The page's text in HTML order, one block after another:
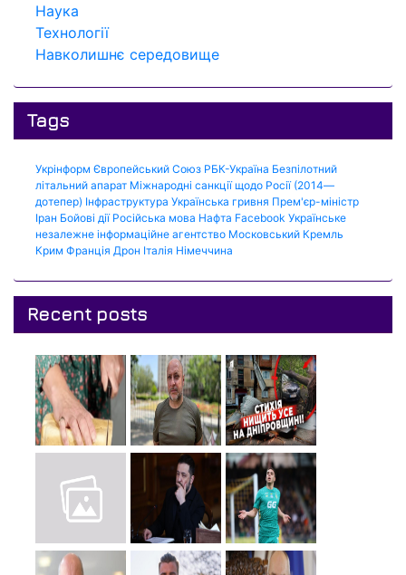
Наука
Технології
Навколишнє середовище
Tags
Укрінформ Європейський Союз РБК-Україна Безпілотний
літальний апарат Міжнародні санкції щодо Росії (2014—
дотепер) Інфраструктура Українська гривня Прем'єр-міністр
Іран Бойові дії Російська мова Нафта Facebook Українське
незалежне інформаційне агентство Московський Кремль
Крим Франція Дрон Італія Німеччина
Recent posts